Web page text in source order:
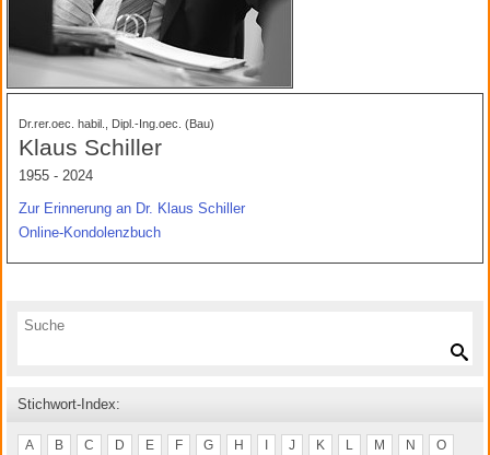
Dr.rer.oec. habil., Dipl.-Ing.oec. (Bau)
Klaus Schiller
1955 - 2024
Zur Erinnerung an Dr. Klaus Schiller
Online-Kondolenzbuch
Stichwort-Index:
A B C D E F G H J K L M N
O